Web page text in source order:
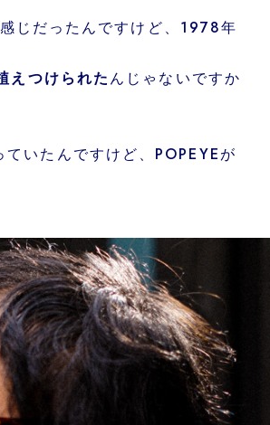
じだったんですけど、1978年
えつけられたんじゃないですか
いたんですけど、POPEYEが